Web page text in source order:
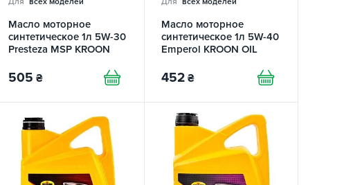
Масло моторное
синтетическое 1л 5W-30
Presteza MSP KROON
505 ₴
Масло моторное
синтетическое 1л 5W-40
Emperol KROON OIL
452 ₴